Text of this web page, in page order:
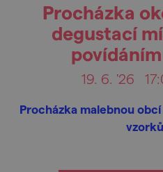
Procházka
degustací
19. 6. '26
Procházka malebnou